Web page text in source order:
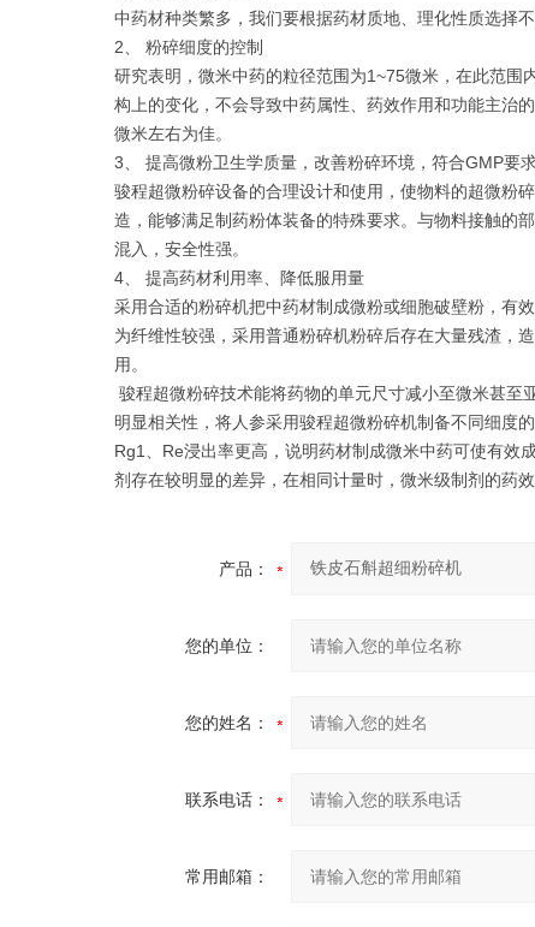
中药材种类繁多，我们要根据药材质地、理化性质选择
2、 粉碎细度的控制
研究表明，微米中药的粒径范围为1~75微米，在此范
构上的变化，不会导致中药属性、药效作用和功能主治
微米左右为佳。
3、 提高微粉卫生学质量，改善粉碎环境，符合GMP要
骏程超微粉碎设备的合理设计和使用，使物料的超微粉
造，能够满足制药粉体装备的特殊要求。与物料接触的
混入，安全性强。
4、 提高药材利用率、降低服用量
采用合适的粉碎机把中药材制成微粉或细胞破壁粉，有
为纤维性较强，采用普通粉碎机粉碎后存在大量残渣，
用。
骏程超微粉碎技术能将药物的单元尺寸减小至微米甚
明显相关性，将人参采用骏程超微粉碎机制备不同细度
Rg1、Re浸出率更高，说明药材制成微米中药可使有效
剂存在较明显的差异，在相同计量时，微米级制剂的药
产品：
您的单位：
您的姓名：
联系电话：
常用邮箱：